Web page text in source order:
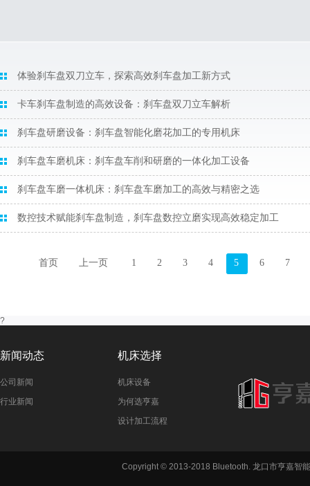
体验刹车盘双刀立车，探索高效刹车盘加工新方式
卡车刹车盘制造的高效设备：刹车盘双刀立车解析
刹车盘研磨设备：刹车盘智能化磨花加工的专用机床
刹车盘车磨机床：刹车盘车削和研磨的一体化加工设备
刹车盘车磨一体机床：刹车盘车磨加工的高效与精密之选
数控技术赋能刹车盘制造，刹车盘数控立磨实现高效稳定加工
首页 上一页 1 2 3 4 5 6 7
?
新闻动态
公司新闻
行业新闻
机床选择
机床设备
为何选亨嘉
设计加工流程
Copyright © 2013-2018 Bluetooth. 龙口市亨嘉智